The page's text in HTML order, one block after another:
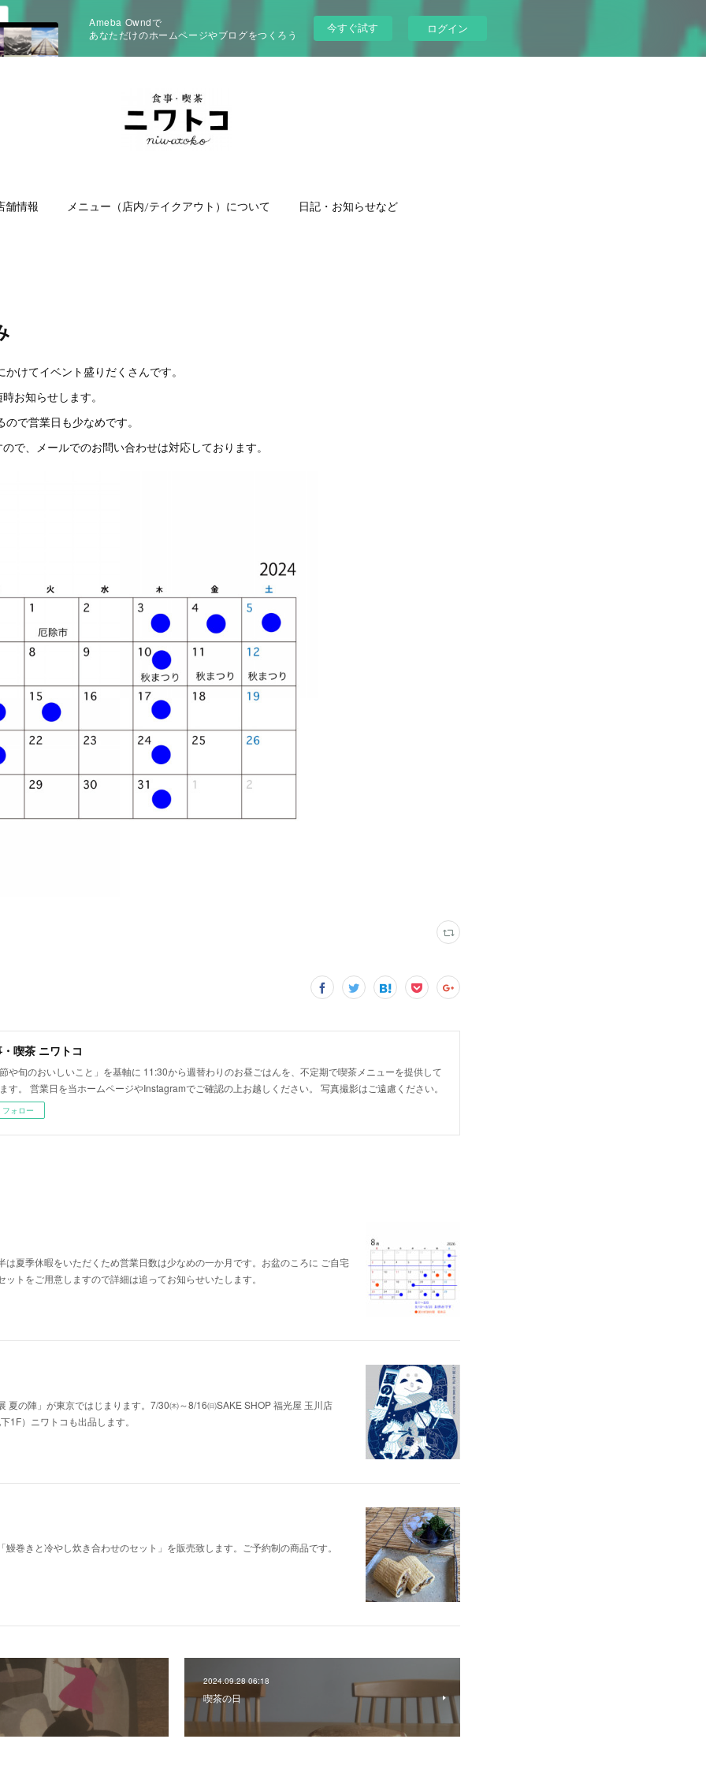
Ameba Owndで
あなただけのホームページやブログをつくろう
今すぐ試す ログイン
舗情報 メニュー（店内/テイクアウト）について 日記・お知らせなど
けてイベント盛りだくさんです。
お知らせします。
で営業日も少なめです。
で、メールでのお問い合わせは対応しております。
喫茶 ニワトコ
や旬のおいしいこと」を基軸に 11:30から週替わりのお昼ごはんを、不定期で喫茶メニューを提供して
す。 営業日を当ホームページやInstagramでご確認の上お越しください。 写真撮影はご遠慮ください。
フォロー
は夏季休暇をいただくため営業日数は少なめの一か月です。お盆のころに ご自宅
トをご用意しますので詳細は追ってお知らせいたします。
夏の陣」が東京ではじまります。7/30㈭～8/16㈰SAKE SHOP 福光屋 玉川店
1F）ニワトコも出品します。
巻きと冷やし炊き合わせのセット」を販売致します。ご予約制の商品です。
2024.09.28 06:18
喫茶の日